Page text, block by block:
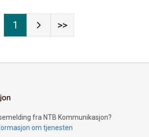
1 >>
fra NTB Kommunikasjon?
om tjenesten